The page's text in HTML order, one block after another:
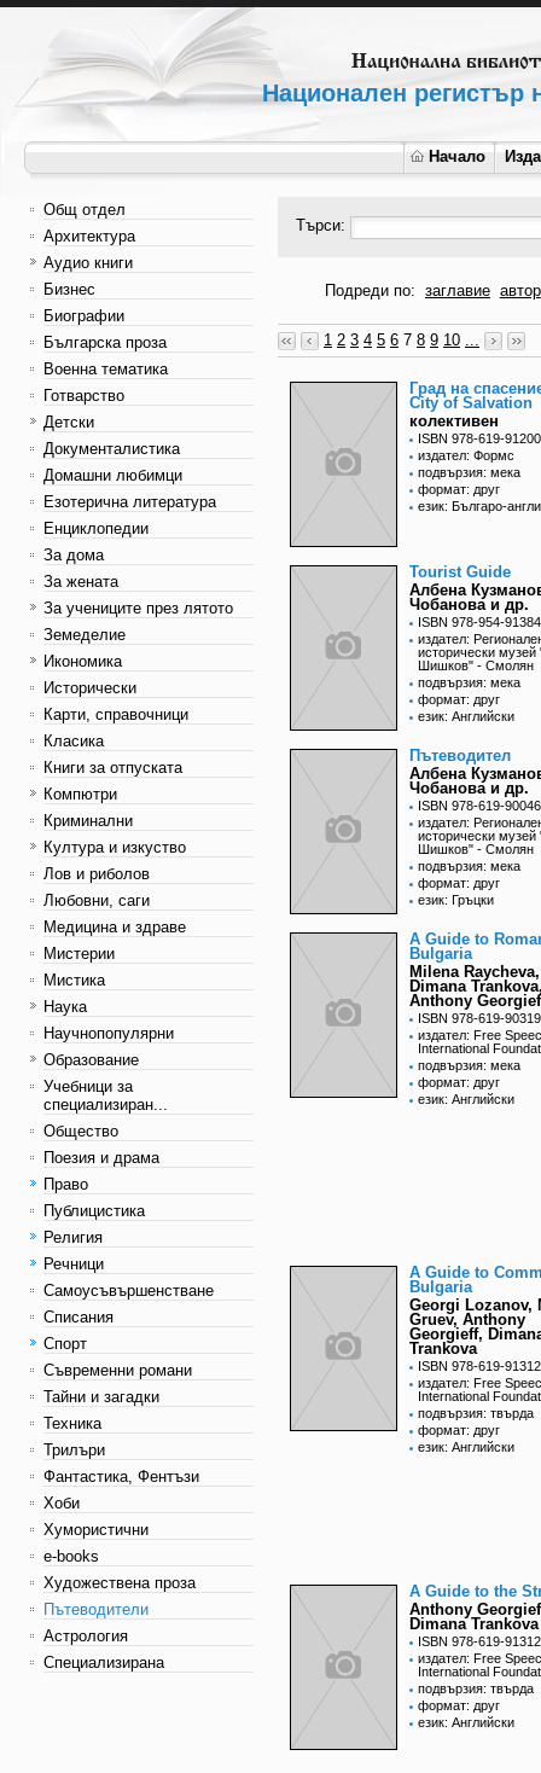
Национален регистър
Начало
Общ отдел
Архитектура
Аудио книги
Бизнес
Биографии
Българска проза
Военна тематика
Готварство
Детски
Документалистика
Домашни любимци
Езотерична литература
Енциклопедии
За дома
За жената
За учениците през лятото
Земеделие
Икономика
Исторически
Карти, справочници
Класика
Книги за отпуската
Компютри
Криминални
Култура и изкуство
Лов и риболов
Любовни, саги
Медицина и здраве
Мистерии
Мистика
Наука
Научнопопулярни
Образование
Учебници за
специализиран...
Общество
Поезия и драма
Право
Публицистика
Религия
Речници
Самоусъвършенстване
Списания
Спорт
Съвременни романи
Тайни и загадки
Техника
Трилъри
Фантастика, Фентъзи
Хоби
Хумористични
e-books
Художествена проза
Пътеводители
Астрология
Специализирана
Търси:
Подреди по: заглавие автор
1 2 3 4 5 6 7 8 9 10 ...
Град на
City of Salvation
колективен
ISBN 978-619-
издател: Формс
подвързия: мека
формат: друг
език: Българо-
Tourist Guide
Албена
Чобанова и др.
ISBN 978-954-
издател:
исторически
Шишков" - Смолян
подвързия: мека
формат: друг
език: Английски
Пътеводител
Албена
Чобанова и др.
ISBN 978-619-
издател:
исторически
Шишков" - Смолян
подвързия: мека
формат: друг
език: Гръцки
A Guide to
Bulgaria
Milena Raycheva,
Dimana
Anthony
ISBN 978-619-
издател: Free
International
подвързия: мека
формат: друг
език: Английски
A Guide to
Bulgaria
Georgi Lozanov,
Gruev, Anthony
Georgieff,
Trankova
ISBN 978-619-
издател: Free
International
подвързия: твърда
формат: друг
език: Английски
A Guide to the
Anthony
Dimana Trankova
ISBN 978-619-
издател: Free
International
подвързия: твърда
формат: друг
език: Английски